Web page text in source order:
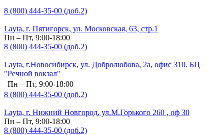
8 (800) 444-35-00 (доб.2)
Layta, г. Пятигорск, ул. Московская, 63, стр.1
Пн – Пт, 9:00-18:00
8 (800) 444-35-00 (доб.2)
Layta, г.Новосибирск, ул. Добролюбова, 2а, офис 310. БЦ
"Речной вокзал"
Пн – Пт, 9:00-18:00
8 (800) 444-35-00 (доб.2)
Layta, г. Нижний Новгород, ул.М.Горького 260 , оф 30
Пн – Пт, 9:00-18:00
8 (800) 444-35-00 (доб.2)